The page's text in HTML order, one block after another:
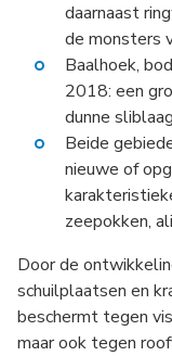
daarnaast
de monsters
Baalhoek,
2018: een
dunne
Beide
nieuwe of
zeepokken,
Door de
schuilplaatsen en
beschermt tegen
maar ook tegen